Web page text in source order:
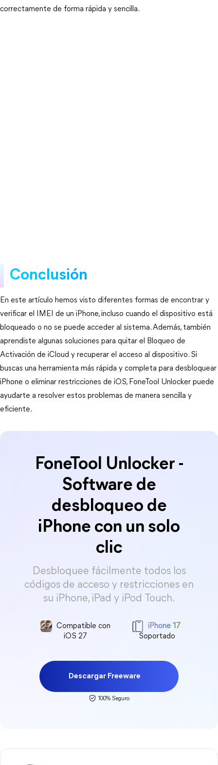
correctamente de forma rápida y sencilla.
Conclusión
En este artículo hemos visto diferentes formas de encontrar y
verificar el IMEI de un iPhone, incluso cuando el dispositivo está
bloqueado o no se puede acceder al sistema. Además, también
aprendiste algunas soluciones para quitar el Bloqueo de
Activación de iCloud y recuperar el acceso al dispositivo. Si
buscas una herramienta más rápida y completa para desbloquear
iPhone o eliminar restricciones de iOS, FoneTool Unlocker puede
ayudarte a resolver estos problemas de manera sencilla y
eficiente.
FoneTool Unlocker -
Software de
desbloqueo de
iPhone con un solo
clic
Desbloquee fácilmente todos los
códigos de acceso y restricciones en
su iPhone, iPad y iPod Touch.
Compatible con
iOS 27
iPhone 17
Soportado
Descargar Freeware
100% Seguro